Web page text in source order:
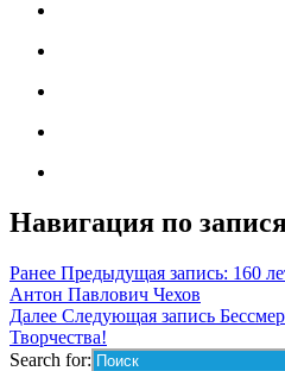
Навигация по
Ранее Предыдущая запись: 160
Антон Павлович Чехов
Далее Следующая запись
Творчества!
Search for: